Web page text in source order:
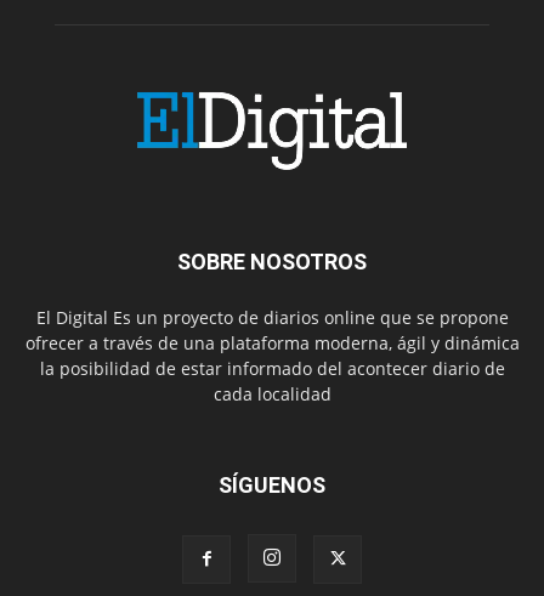
SOBRE NOSOTROS
El Digital Es un proyecto de diarios online que se propone
ofrecer a través de una plataforma moderna, ágil y dinámica
la posibilidad de estar informado del acontecer diario de
cada localidad
SÍGUENOS